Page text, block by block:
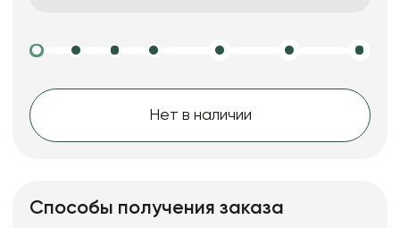
Нет в наличии
Способы получения заказа